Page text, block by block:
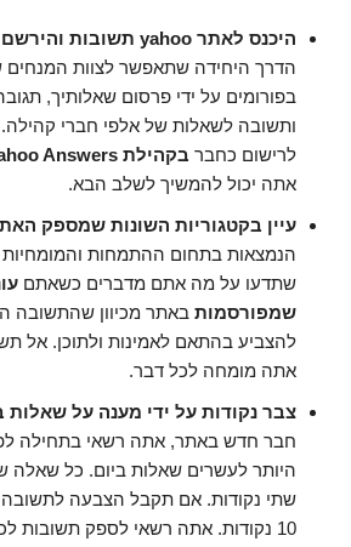
היכנס לאתר yahoo תשובות והירשם כדי להיות חבר
הדרך היחידה שתאפשר לצוות
בפורומים על ידי פרסום שאלותיך,
ותשובה לשאלות של אלפי חברי
לרישום כחבר בקהילת Yahoo Answers
אתה יכול להמשיך לשלב הבא.
עיין בקטגוריות השונות שמספק
הנמצאות בתחום ההתמחות
שתדעו על מה אתם מדברים כשאתם
שמפורסמות באתר מכיוון שהתשובה
להצביע בהתאם לאמינות ולתוכן. אל
אתה מומחה לכל דבר.
צבר נקודות על ידי מענה על שאלות
חבר חדש באתר, אתה רשאי בתחילה
היותר לעשרים שאלות ביום. כל
שתי נקודות. אם תקבל הצבעה לתשובה
10 נקודות. אתה רשאי לספק תשובות